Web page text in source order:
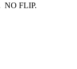
NO FLIP.